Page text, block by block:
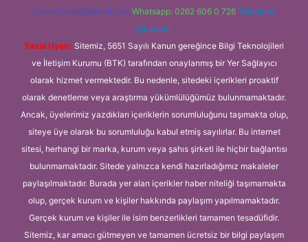
forumhizmeti@gmail.com Whatsapp: 0262 606 0 726 Telegram:
@karabul
Yasal Uyarı: Sitemiz, 5651 Sayılı Kanun gereğince Bilgi Teknolojileri
ve İletişim Kurumu (BTK) tarafından onaylanmış bir Yer Sağlayıcı
olarak hizmet vermektedir. Bu nedenle, sitedeki içerikleri proaktif
olarak denetleme veya araştırma yükümlülüğümüz bulunmamaktadır.
Ancak, üyelerimiz yazdıkları içeriklerin sorumluluğunu taşımakta olup,
siteye üye olarak bu sorumluluğu kabul etmiş sayılırlar. Bu internet
sitesi, herhangi bir marka, kurum veya şahıs şirketi ile hiçbir bağlantısı
bulunmamaktadır. Sitede yalnızca kendi hazırladığımız makaleler
paylaşılmaktadır. Burada yer alan içerikler haber niteliği taşımamakta
olup, gerçek kurum ve kişiler hakkında paylaşım yapılmamaktadır.
Gerçek kurum ve kişiler ile isim benzerlikleri tamamen tesadüfidir.
Sitemiz, kar amacı gütmeyen ve tamamen ücretsiz bir bilgi paylaşım